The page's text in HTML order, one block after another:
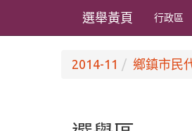
選舉黃頁 行政區
2014-11 鄉鎮市民